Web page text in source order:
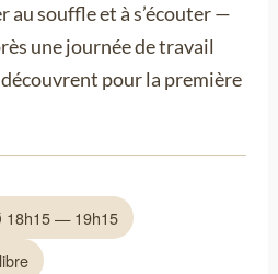
au souffle et à s’écouter —
une journée de travail
pour la première
— 19h15